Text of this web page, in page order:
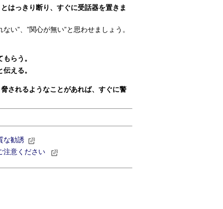
はっきり断り、すぐに受話器を置きま
い”、”関心が無い”と思わせましょう。
らう。
える。
されるようなことがあれば、すぐに警
な勧誘
注意ください